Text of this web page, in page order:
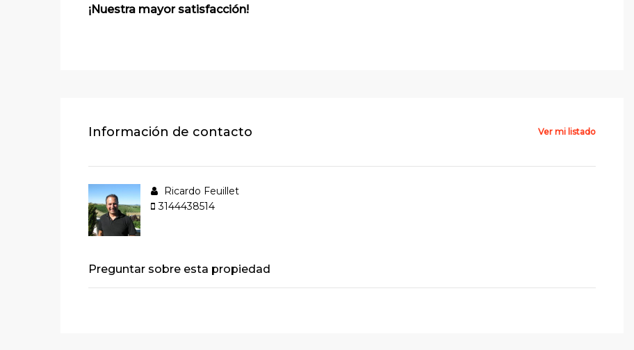
¡Nuestra mayor satisfacción!
Información de contacto Ver mi listado
Ricardo Feuillet
3144438514
Preguntar sobre esta propiedad